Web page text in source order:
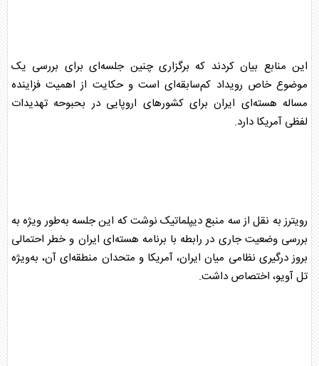
این منابع بیان کردند که برگزاری چنین جلسه‌ای برای بررسی یک
موضوع خاص رویداد کم‌سابقه‌ای است و حکایت از اهمیت فزاینده
مساله هسته‌ای ایرانبرای کشورهای اروپایی در بحبوحه تهدیدات
لفظی آمریکا دارد.
رویترز به نقل از سه منبع دیپلماتیک نوشت که این جلسه به‌طور ویژه به
بررسی وضعیت جاری در رابطه با برنامه هسته‌ای ایران و خطر احتمالی
بروز درگیری نظامی میان ایران، آمریکا و متحدان منطقه‌ای آن، به‌ویژه
تل آویو، اختصاص داشت.